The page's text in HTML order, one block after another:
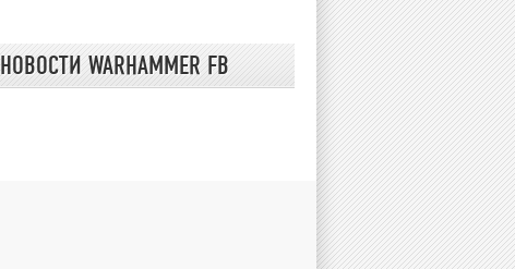
НОВОСТИ WARHAMMER FB